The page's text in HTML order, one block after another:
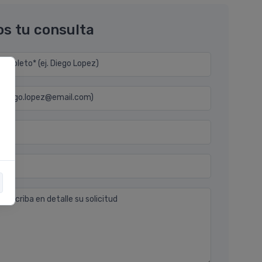
tu consulta
(ej. Diego Lopez)
diego.lopez@email.com)
describa en detalle su solicitud